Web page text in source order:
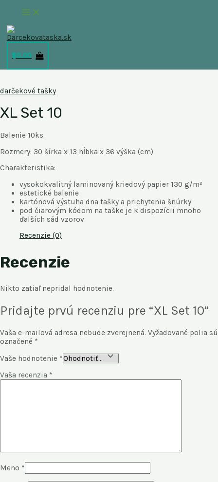
Main
Menu
$0.00
darčekové tašky
XL Set 10
Balenie 10ks.
Rozmery: 30 šírka x 13 hĺbka x 36 výška (cm)
Charakteristika:
vysokokvalitný laminovaný kriedový papier 130 g/m²
estetické balenie
kartónová výstuha dna tašky a prichytenia šnúrky
pod čiarovým kódom na taške je k dispozícii mnoho
ďalších sád vzorov
Recenzie (0)
Recenzie
Nikto zatiaľ nepridal hodnotenie.
Pridajte prvú recenziu pre “XL Set 10”
Vaša e-mailová adresa nebude zverejnená. Vyžadované polia sú
označené *
Vaše hodnotenie *
Vaša recenzia *
Meno *